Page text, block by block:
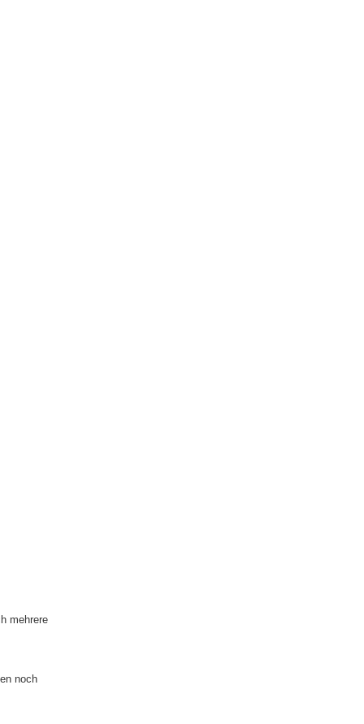
mehrere
noch